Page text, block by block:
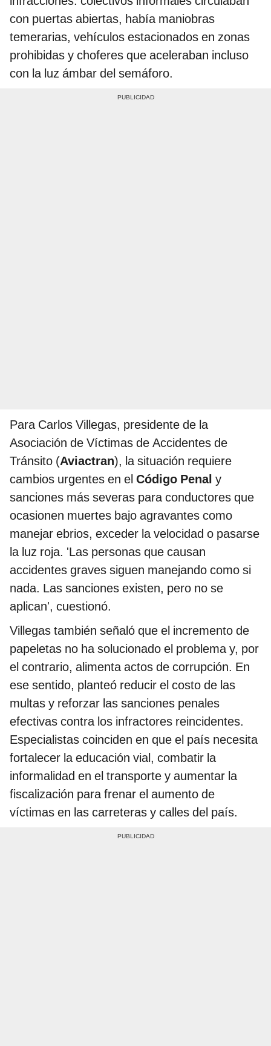
con puertas abiertas, había maniobras
temerarias, vehículos estacionados en zonas
prohibidas y choferes que aceleraban incluso
con la luz ámbar del semáforo.
Para Carlos Villegas, presidente de la
Asociación de Víctimas de Accidentes de
Tránsito (Aviactran), la situación requiere
cambios urgentes en el Código Penal y
sanciones más severas para conductores que
ocasionen muertes bajo agravantes como
manejar ebrios, exceder la velocidad o pasarse
la luz roja. 'Las personas que causan
accidentes graves siguen manejando como si
nada. Las sanciones existen, pero no se
aplican', cuestionó.
Villegas también señaló que el incremento de
papeletas no ha solucionado el problema y, por
el contrario, alimenta actos de corrupción. En
ese sentido, planteó reducir el costo de las
multas y reforzar las sanciones penales
efectivas contra los infractores reincidentes.
Especialistas coinciden en que el país necesita
fortalecer la educación vial, combatir la
informalidad en el transporte y aumentar la
fiscalización para frenar el aumento de
víctimas en las carreteras y calles del país.